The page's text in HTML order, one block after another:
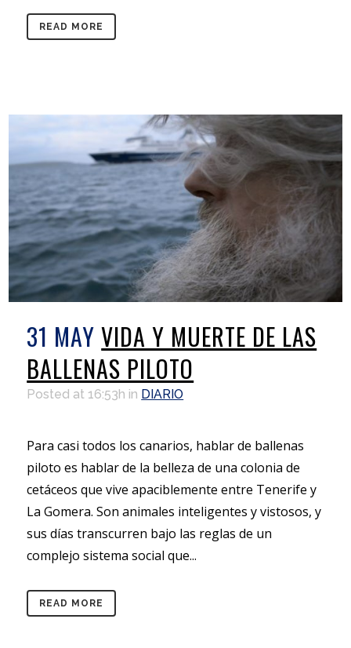
READ MORE
31 MAY VIDA Y MUERTE DE LAS
BALLENAS PILOTO
Posted at 16:53h in DIARIO
Para casi todos los canarios, hablar de ballenas
piloto es hablar de la belleza de una colonia de
cetáceos que vive apaciblemente entre Tenerife y
La Gomera. Son animales inteligentes y vistosos, y
sus días transcurren bajo las reglas de un
complejo sistema social que...
READ MORE